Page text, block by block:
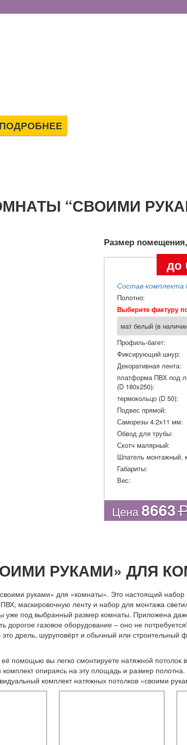
“СВОИМИ
Размер
до
Состав
Полотно:
Выберите фактуру
Профиль-багет:
Фиксирующий шнур:
Декоративная лента:
платформа ПВХ под
(D 180x250):
термокольцо (D 50):
Подвес прямой:
Саморезы 4.2х11 мм:
Обвод для трубы:
Скотч малярный:
Шпатель монтажный,
Габариты:
Вес:
Цена8663
РУКАМИ» ДЛЯ
руками» для «комнаты». Это настоящий
маскировочную ленту и набор для монтажа
уже под выбранный размер комнаты. Приложена
дорогое газовое оборудование – оно не
дрель, шуруповёрт и обычный или строительный
помощью вы легко смонтируете натяжной потолок
опираясь на эту площадь и размер
комплект натяжных потолков «своими